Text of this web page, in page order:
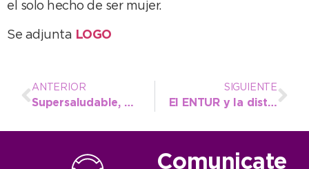
el solo hecho de ser mujer.
Se adjunta LOGO
ANTERIOR
Supersaludable, el héroe que quiere cambiar la forma de comer de los chicos
SIGUIENTE
El ENTUR y la distribuidora de insumos para panadería Punto Diamante lanzaron el Postre Necochea
Comunicate